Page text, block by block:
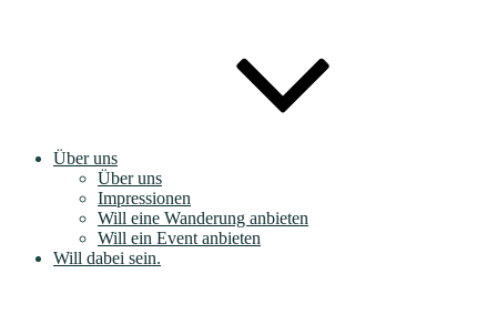
Über uns
Über uns
Impressionen
Will eine Wanderung anbieten
Will ein Event anbieten
Will dabei sein.